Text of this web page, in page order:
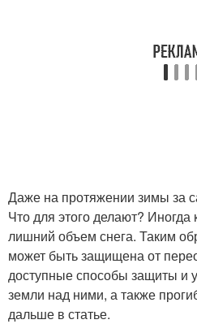
Даже на протяжении зимы за
Что для этого делают? Иногда
лишний объем снега. Таким
может быть защищена от
доступные способы защиты и
земли над ними, а также
дальше в статье.